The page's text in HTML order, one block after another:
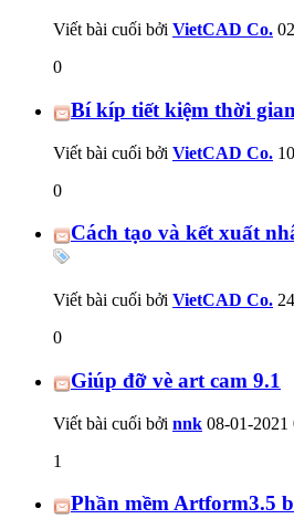
Viết bài cuối bởi VietCAD Co.
0
Bí kíp tiết kiệm thời
Viết bài cuối bởi VietCAD Co.
0
Cách tạo và kết xuất
Viết bài cuối bởi VietCAD Co.
0
Giúp đỡ vè art cam 9.1
Viết bài cuối bởi nnk 08-01-2021
1
Phần mềm Artform3.5